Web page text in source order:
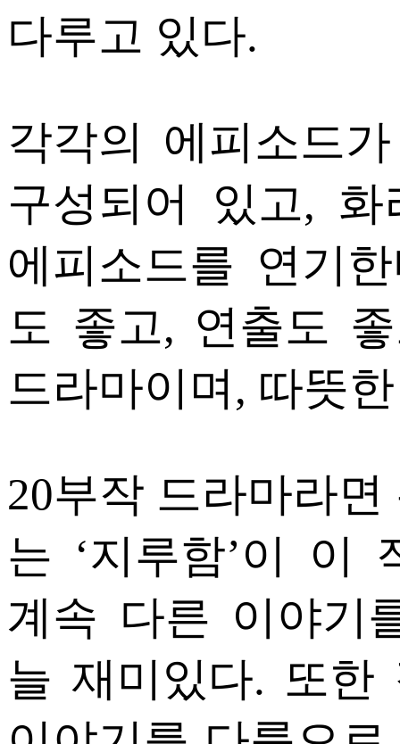
다루고 있다.
각각의 에피소드
구성되어 있고,
에피소드를 연기
도 좋고, 연출도
드라마이며, 따뜻
20부작 드라마라
는 ‘지루함’이 이
계속 다른 이야기
늘 재미있다. 또한